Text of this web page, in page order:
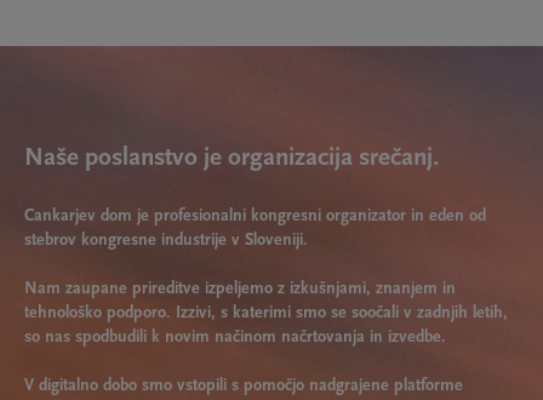
Naše poslanstvo je organizacija srečanj.
Cankarjev dom je profesionalni kongresni organizator in eden od
stebrov kongresne industrije v Sloveniji.
Nam zaupane prireditve izpeljemo z izkušnjami, znanjem in
tehnološko podporo. Izzivi, s katerimi smo se soočali v zadnjih letih,
so nas spodbudili k novim načinom načrtovanja in izvedbe.
V digitalno dobo smo vstopili s pomočjo nadgrajene platforme